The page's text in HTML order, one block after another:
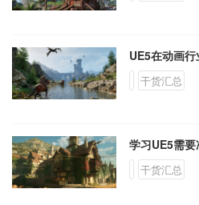
UE5在动画
干货汇总
学习UE5需
干货汇总